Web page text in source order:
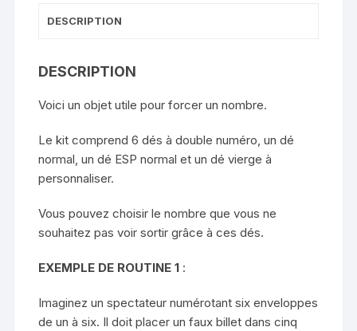
DESCRIPTION
DESCRIPTION
Voici un objet utile pour forcer un nombre.
Le kit comprend 6 dés à double numéro, un dé
normal, un dé ESP normal et un dé vierge à
personnaliser.
Vous pouvez choisir le nombre que vous ne
souhaitez pas voir sortir grâce à ces dés.
EXEMPLE DE ROUTINE 1 :
Imaginez un spectateur numérotant six enveloppes
de un à six. Il doit placer un faux billet dans cinq